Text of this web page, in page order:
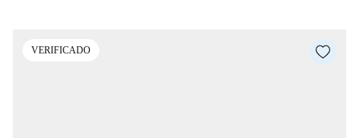
VERIFICADO